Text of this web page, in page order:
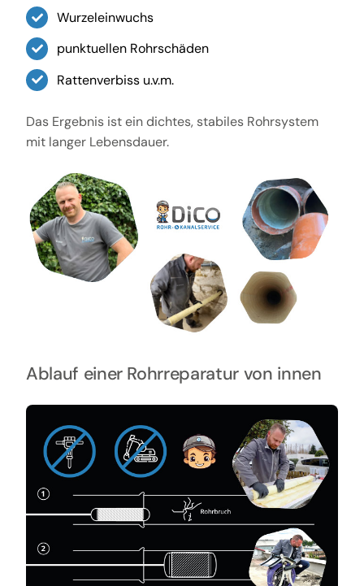
Wurzeleinwuchs
punktuellen Rohrschäden
Rattenverbiss u.v.m.
Das Ergebnis ist ein dichtes, stabiles Rohrsystem
mit langer Lebensdauer.
Ablauf einer Rohrreparatur von innen